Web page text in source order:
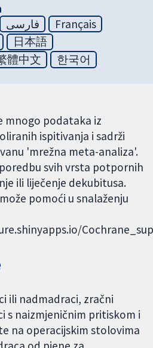
فارسی
Français
日本語
體中文 한국어
mnogo podataka iz
ispitivanja i sadrži
'mrežna meta-analiza'.
svih vrsta potpornih
ili liječenje dekubitusa.
pomoći u snalaženju
ili nadmadraci, zračni
s naizmjeničnim pritiskom i
na operacijskim stolovima